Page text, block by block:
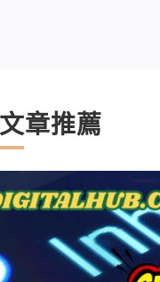
章推薦